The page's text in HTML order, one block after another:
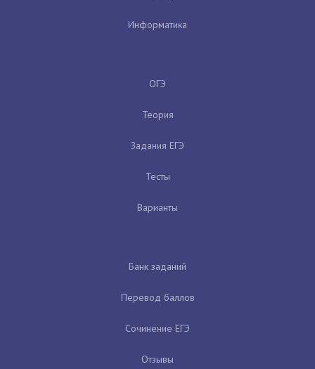
Информатика
ОГЭ
Теория
Задания ЕГЭ
Тесты
Варианты
Банк заданий
Перевод баллов
Сочинение ЕГЭ
Отзывы